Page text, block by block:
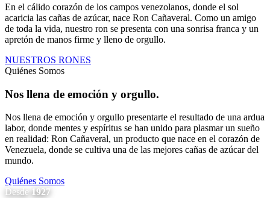
En el cálido corazón de los campos venezolanos, donde el sol
acaricia las cañas de azúcar, nace Ron Cañaveral. Como un amigo
de toda la vida, nuestro ron se presenta con una sonrisa franca y un
apretón de manos firme y lleno de orgullo.
NUESTROS RONES
Quiénes Somos
Nos llena de emoción y orgullo.
Nos llena de emoción y orgullo presentarte el resultado de una ardua
labor, donde mentes y espíritus se han unido para plasmar un sueño
en realidad: Ron Cañaveral, un producto que nace en el corazón de
Venezuela, donde se cultiva una de las mejores cañas de azúcar del
mundo.
Quiénes Somos
Desde 1927